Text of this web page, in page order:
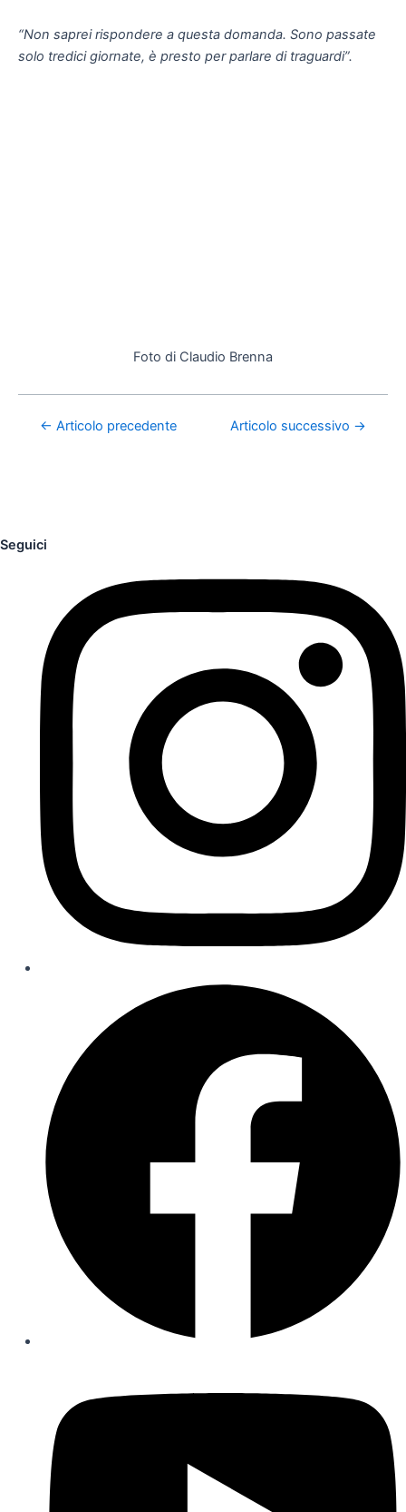
“Non saprei rispondere a questa domanda. Sono passate
solo tredici giornate, è presto per parlare di traguardi”.
Foto di Claudio Brenna
← Articolo precedente Articolo successivo →
Seguici